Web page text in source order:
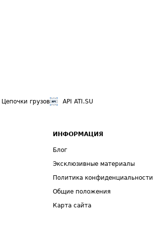
Цепочки грузов API ATI.SU
ИНФОРМАЦИЯ
Блог
Эксклюзивные материалы
Политика конфиденциальности
Общие положения
Карта сайта